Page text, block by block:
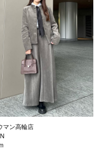
マン高輪店